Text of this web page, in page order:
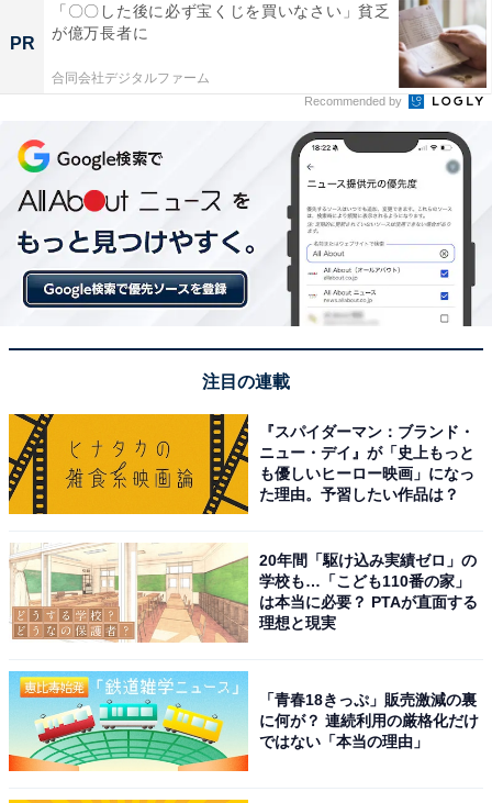
ヨーロッパでは決して見られない、バラエティに富んだマッサージグッズの
数々も日本ならでは
マッサージ器具などの健康グッズ、美容グッズなどもヨ
ーロッパとは段違いに多種多様で高品質ですし、日本人
の「ちょっとした日常生活の不満」をあらゆる分野で解
PR
「〇〇した後に必ず宝くじを買いなさい」貧乏
が億万長者に
合同会社デジタルファーム
Recommended by
注目の連載
『スパイダーマン：ブランド・
ニュー・デイ』が「史上もっと
も優しいヒーロー映画」になっ
た理由。予習したい作品は？
20年間「駆け込み実績ゼロ」の
学校も…「こども110番の家」
は本当に必要？ PTAが直面する
理想と現実
「青春18きっぷ」販売激減の裏
に何が？ 連続利用の厳格化だけ
ではない「本当の理由」